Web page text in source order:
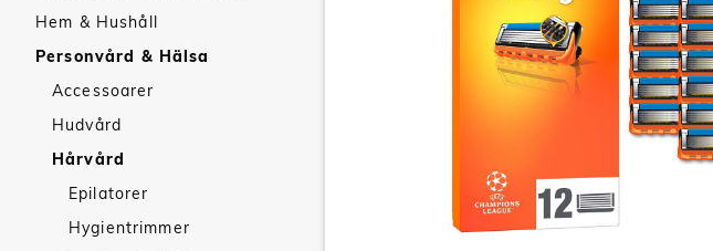
Hem & Hushåll
Personvård & Hälsa
Accessoarer
Hudvård
Hårvård
Epilatorer
Hygientrimmer